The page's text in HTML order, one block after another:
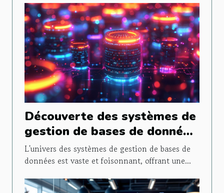
Découverte des systèmes de
gestion de bases de données
NoSQL les moins exploités
L'univers des systèmes de gestion de bases de
données est vaste et foisonnant, offrant une...